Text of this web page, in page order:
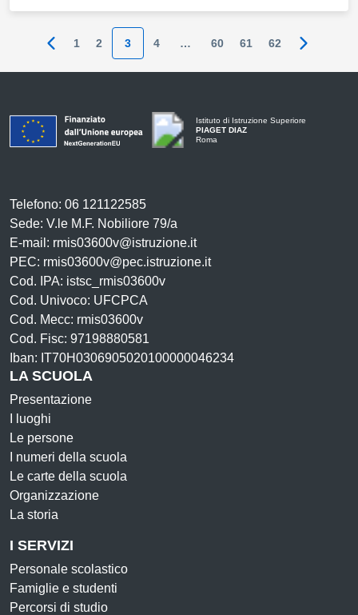
Pagina precedente
1 2 3 4 … 60 61 62 Pagina
Istituto di Istruzione Superiore
PIAGET DIAZ
Roma
Telefono: 06 121122585
Sede: V.le M.F. Nobiliore 79/a
E-mail: rmis03600v@istruzione.it
PEC: rmis03600v@pec.istruzione.it
Cod. IPA: istsc_rmis03600v
Cod. Univoco: UFCPCA
Cod. Mecc: rmis03600v
Cod. Fisc: 97198880581
Iban: IT70H0306905020100000046234
LA SCUOLA
Presentazione
I luoghi
Le persone
I numeri della scuola
Le carte della scuola
Organizzazione
La storia
I SERVIZI
Personale scolastico
Famiglie e studenti
Percorsi di studio